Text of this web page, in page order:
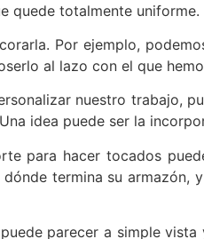
quede totalmente uniforme.
Por ejemplo,
al lazo con el que
nuestro trabajo,
idea puede ser la
para hacer tocados
termina su
parecer a simple